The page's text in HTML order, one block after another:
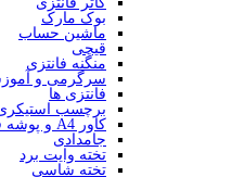
بوک مارک
ماشین حساب
قیچی
منگنه فانتزی
سرگرمی و
فانتزی ها
برچسب
کاور A4 و پوشه فانتزی
جامدادی
تخته وایت برد
تخته شاسی